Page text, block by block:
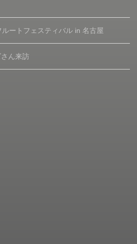
ートフェスティバル in 名古屋
ん来訪